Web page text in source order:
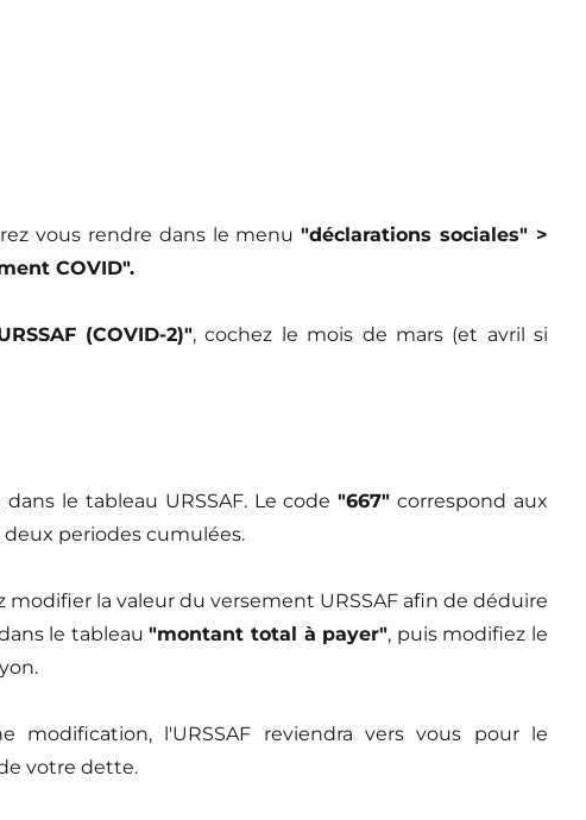
vous rendre dans le menu"déclarations sociales" >
COVID".
(COVID-2)", cochez le mois de mars (et avril si
le tableau URSSAF. Le code"667" correspond aux
deux periodes cumulées.
modifier la valeur du versement URSSAF afin de déduire
le tableau"montant total à payer", puis modifiez le
modification, l'URSSAF reviendra vers vous pour le
votre dette.